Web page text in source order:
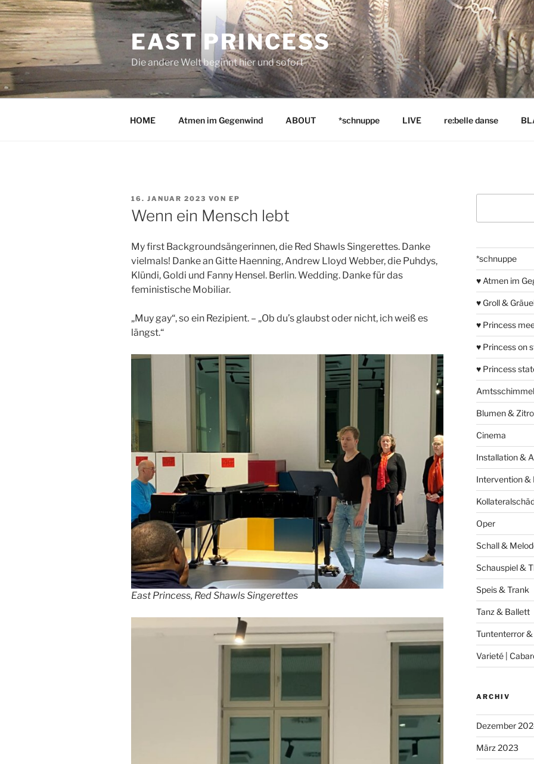
Zum
Inhalt
springen
EAST PRINCESS
Die andere Welt beginnt hier und sofort
HOME Atmen im Gegenwind ABOUT *schnuppe LIVE re:belle danse
VERÖFFENTLICHT
AM
16. JANUAR 2023 VON EP
Wenn ein Mensch lebt
My first Backgroundsängerinnen, die Red Shawls Singerettes. Danke
vielmals! Danke an Gitte Haenning, Andrew Lloyd Webber, die Puhdys,
Klündi, Goldi und Fanny Hensel. Berlin. Wedding. Danke für das
feministische Mobiliar.
„Muy gay“, so ein Rezipient. – „Ob du’s glaubst oder nicht, ich weiß es
längst.“
East Princess, Red Shawls Singerettes
*schnuppe
♥ Atmen im
♥ Groll &
♥ Princess
♥ Princess on
♥ Princess
Amtsschimmel
Blumen &
Cinema
Installation &
Intervention &
Oper
Schall &
Schauspiel &
Speis & Trank
Tanz & Ballett
Tuntenterror &
Varieté |
ARCHIV
Dezember
März 2023